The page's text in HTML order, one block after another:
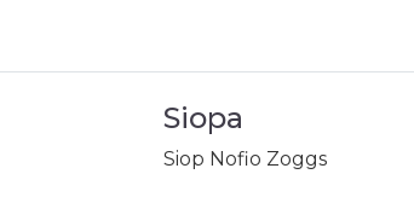
Siopa
Siop Nofio Zoggs